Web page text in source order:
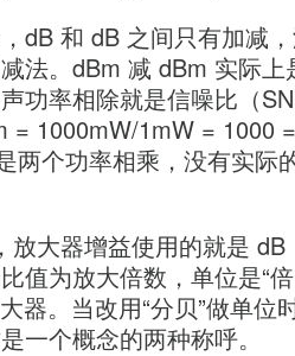
dB 和 dB 之间只有加减
法。dBm 减 dBm 实际上
功率相除就是信噪比（
= 1000mW/1mW = 1000
两个功率相乘，没有实际
放大器增益使用的就是 dB
值为放大倍数，单位是“
器。当改用“分贝”做单位
一个概念的两种称呼。